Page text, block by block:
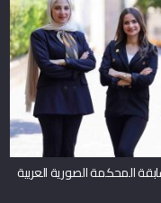
المحكمة الصورية العربية